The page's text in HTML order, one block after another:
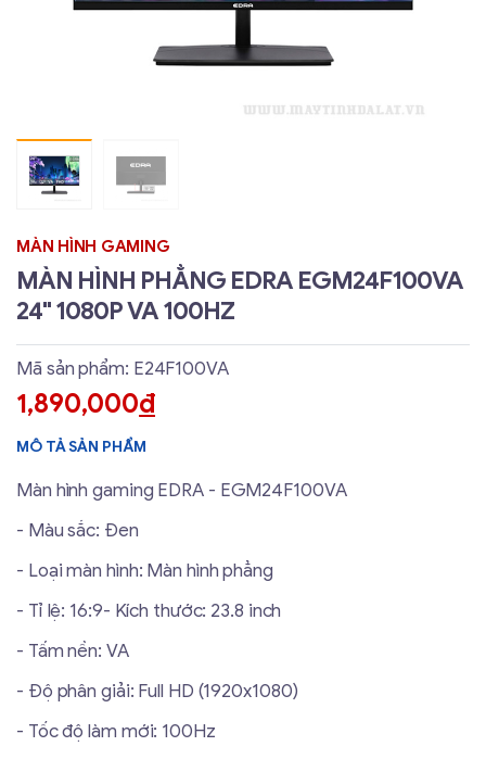
MÀN HÌNH GAMING
MÀN HÌNH PHẲNG EDRA EGM24F100VA
24" 1080P VA 100HZ
Mã sản phẩm: E24F100VA
1,890,000đ
MÔ TẢ SẢN PHẨM
Màn hình gaming EDRA - EGM24F100VA
- Màu sắc: Đen
- Loại màn hình: Màn hình phẳng
- Tỉ lệ: 16:9- Kích thước: 23.8 inch
- Tấm nền: VA
- Độ phân giải: Full HD (1920x1080)
- Tốc độ làm mới: 100Hz